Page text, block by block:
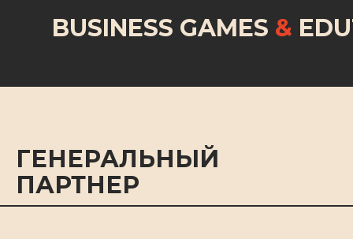
BUSINESS GAMES &
ГЕНЕРАЛЬНЫЙ
ПАРТНЕР